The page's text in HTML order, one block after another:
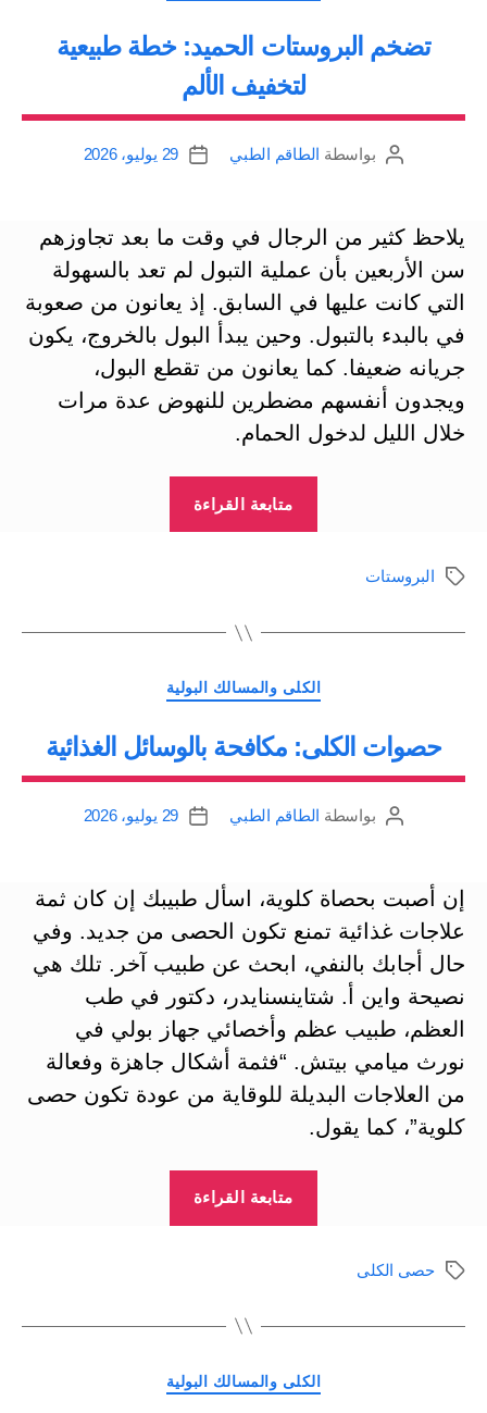
والجهاز
تضخم البروستات الحميد: خطة طبيعية
لتخفيف الألم
كاتببواسطة الطاقم الطبي
تاريخ
29 يوليو، 2026
يلاحظ كثير من الرجال في وقت ما بعد تجاوزهم
سن الأربعين بأن عملية التبول لم تعد بالسهولة
التي كانت عليها في السابق. إذ يعانون من صعوبة
في بالبدء بالتبول. وحين يبدأ البول بالخروج، يكون
جريانه ضعيفا. كما يعانون من تقطع البول،
ويجدون أنفسهم مضطرين للنهوض عدة مرات
خلال الليل لدخول الحمام.
متابعة القراءة
الألم”
الوسومالبروستات
التصنيفات
الكلى والمسالك البولية
حصوات الكلى: مكافحة بالوسائل الغذائية
كاتببواسطة الطاقم الطبي
تاريخ
29 يوليو، 2026
إن أصبت بحصاة كلوية، اسأل طبيبك إن كان ثمة
علاجات غذائية تمنع تكون الحصى من جديد. وفي
حال أجابك بالنفي، ابحث عن طبيب آخر. تلك هي
نصيحة واين أ. شتاينسنايدر، دكتور في طب
العظم، طبيب عظم وأخصائي جهاز بولي في
نورث ميامي بيتش. “فثمة أشكال جاهزة وفعالة
من العلاجات البديلة للوقاية من عودة تكون حصى
كلوية”، كما يقول.
متابعة القراءة
الوسومحصى الكلى
التصنيفات
الكلى والمسالك البولية